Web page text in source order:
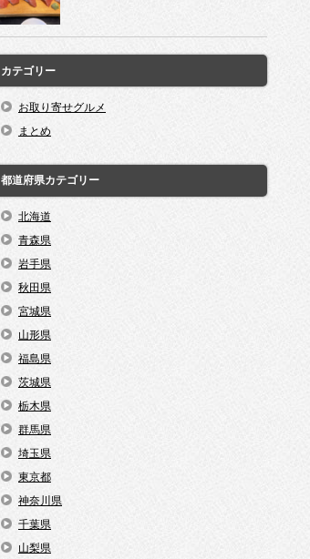
カテゴリー
お取り寄せグルメ
まとめ
都道府県カテゴリー
北海道
青森県
岩手県
秋田県
宮城県
山形県
福島県
茨城県
栃木県
群馬県
埼玉県
東京都
神奈川県
千葉県
山梨県